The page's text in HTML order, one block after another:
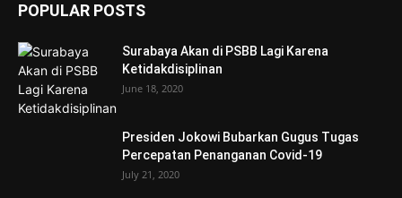
POPULAR POSTS
Surabaya Akan di PSBB Lagi Karena
Ketidakdisiplinan
June 18, 2020
Presiden Jokowi Bubarkan Gugus Tugas
Percepatan Penanganan Covid-19
July 21, 2020